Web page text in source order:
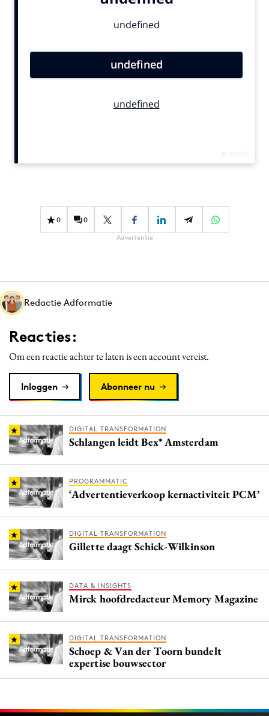
Gedragsverandering
Influencer marketing
Media
Merkstrategie
PR
Programmatic
Purpose Marketing
Reputatie & crisis
0 0
Advertentie
Redactie Adformatie
Reacties:
Om een reactie achter te laten is een account vereist.
Inloggen Abonneer nu
DIGITAL TRANSFORMATION
Schlangen leidt Bex* Amsterdam
PROGRAMMATIC
‘Advertentieverkoop kernactiviteit PCM’
DIGITAL TRANSFORMATION
Gillette daagt Schick-Wilkinson
DATA & INSIGHTS
Mirck hoofdredacteur Memory Magazine
DIGITAL TRANSFORMATION
Schoep & Van der Toorn bundelt
expertise bouwsector